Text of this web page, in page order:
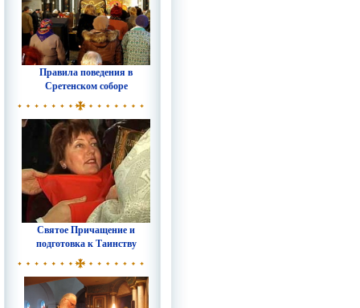
Правила поведения в
Сретенском соборе
Святое Причащение и
подготовка к Таинству